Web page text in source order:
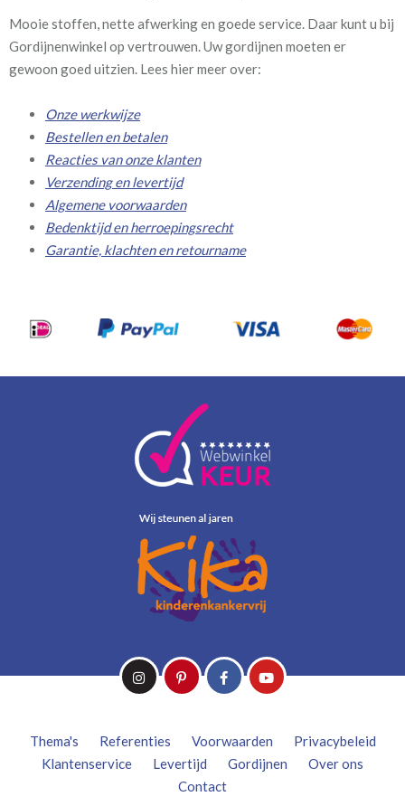
Mooie stoffen, nette afwerking en goede service. Daar kunt u bij
Gordijnenwinkel op vertrouwen. Uw gordijnen moeten er
gewoon goed uitzien. Lees hier meer over:
Onze werkwijze
Bestellen en betalen
Reacties van onze klanten
Verzending en levertijd
Algemene voorwaarden
Bedenktijd en herroepingsrecht
Garantie, klachten en retourname
Thema's Referenties Voorwaarden
Privacybeleid
Klantenservice
Levertijd Gordijnen
Over ons
Contact